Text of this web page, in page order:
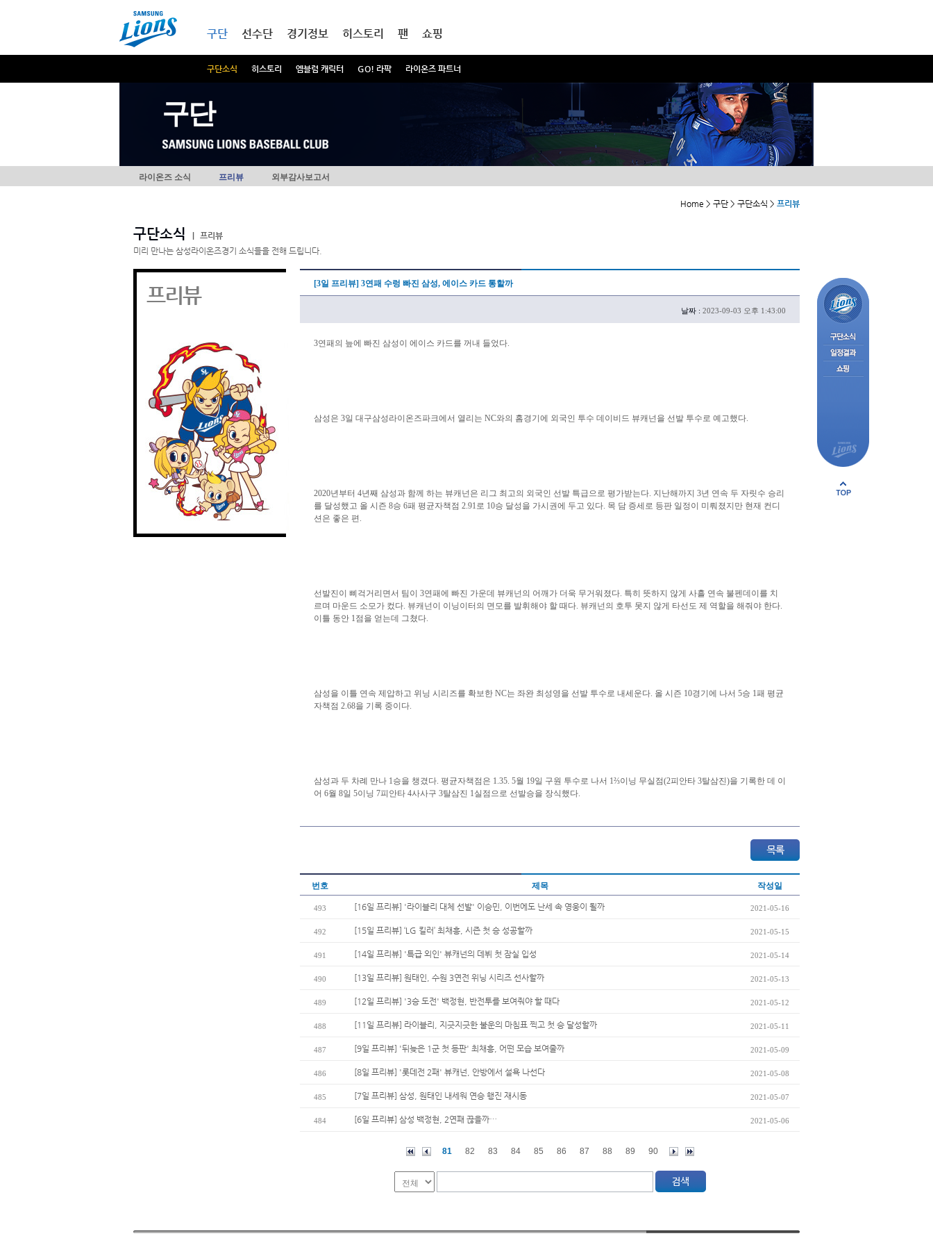
구단
구단소식 히스토리 엠블럼 캐릭터 GO! 라팍 라이온즈 파트너
선수단 경기정보 히스토리 팬 쇼핑
구단
라이온즈 소식 프리뷰 외부감사보고서
Home > 구단 > 구단소식 > 프리뷰
구단소식
프리뷰
미리 만나는 삼성라이온즈경기 소식들을 전해 드립니다.
프리뷰 [3일 프리뷰] 3연패 수렁 빠진 삼성, 에이스 카드 통할까
날짜 : 2023-09-03 오후 1:43:00
3연패의 늪에 빠진 삼성이 에이스 카드를 꺼내 들었다.
삼성은 3일 대구삼성라이온즈파크에서 열리는 NC와의 홈경기에 외국인 투수 데이비드 뷰캐넌을 선발 투수로 예고했다.
2020년부터 4년째 삼성과 함께 하는 뷰캐넌은 리그 최고의 외국인 선발 특급으로 평가받는다. 지난해까지 3년 연속 두 자릿수 승리
를 달성했고 올 시즌 8승 6패 평균자책점 2.91로 10승 달성을 가시권에 두고 있다. 목 담 증세로 등판 일정이 미뤄졌지만 현재 컨디
션은 좋은 편.
선발진이 삐걱거리면서 팀이 3연패에 빠진 가운데 뷰캐넌의 어깨가 더욱 무거워졌다. 특히 뜻하지 않게 사흘 연속 불펜데이를 치
르며 마운드 소모가 컸다. 뷰캐넌이 이닝이터의 면모를 발휘해야 할 때다. 뷰캐넌의 호투 못지 않게 타선도 제 역할을 해줘야 한다.
이틀 동안 1점을 얻는데 그쳤다.
삼성을 이틀 연속 제압하고 위닝 시리즈를 확보한 NC는 좌완 최성영을 선발 투수로 내세운다. 올 시즌 10경기에 나서 5승 1패 평균
자책점 2.68을 기록 중이다.
삼성과 두 차례 만나 1승을 챙겼다. 평균자책점은 1.35. 5월 19일 구원 투수로 나서 1⅔이닝 무실점(2피안타 3탈삼진)을 기록한 데 이
어 6월 8일 5이닝 7피안타 4사사구 3탈삼진 1실점으로 선발승을 장식했다.
번호 제목 작성일
493 [16일 프리뷰] '라이블리 대체 선발' 이승민, 이번에도 난세 속 영웅이 될까 2021-05-16
492 [15일 프리뷰] ‘LG 킬러’ 최채흥, 시즌 첫 승 성공할까 2021-05-15
491 [14일 프리뷰] '특급 외인' 뷰캐넌의 데뷔 첫 잠실 입성 2021-05-14
490 [13일 프리뷰] 원태인, 수원 3연전 위닝 시리즈 선사할까 2021-05-13
489 [12일 프리뷰] '3승 도전' 백정현, 반전투를 보여줘야 할 때다 2021-05-12
488 [11일 프리뷰] 라이블리, 지긋지긋한 불운의 마침표 찍고 첫 승 달성할까 2021-05-11
487 [9일 프리뷰] '뒤늦은 1군 첫 등판' 최채흥, 어떤 모습 보여줄까 2021-05-09
486 [8일 프리뷰] '롯데전 2패' 뷰캐넌, 안방에서 설욕 나선다 2021-05-08
485 [7일 프리뷰] 삼성, 원태인 내세워 연승 행진 재시동 2021-05-07
484 [6일 프리뷰] 삼성 백정현, 2연패 끊을까… 2021-05-06
81 82 83 84 85 86 87 88 89 90